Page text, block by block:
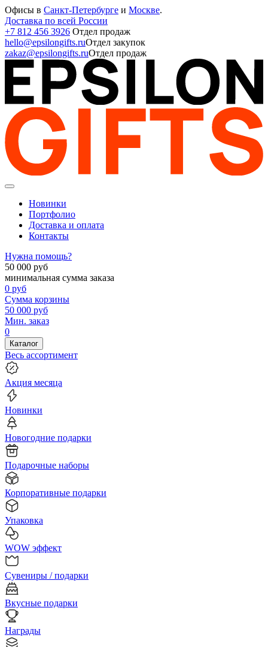
Офисы в Санкт-Петербурге и Москве.
Доставка по всей России
+7 812 456 3926 Отдел продаж
hello@epsilongifts.ruОтдел закупок
zakaz@epsilongifts.ruОтдел продаж
Новинки
Портфолио
Доставка и оплата
Контакты
Нужна помощь?
50 000 руб
минимальная сумма заказа
0 руб
Сумма корзины
50 000 руб
Мин. заказ
0
Каталог
Весь ассортимент
Акция месяца
Новинки
Новогодние подарки
Подарочные наборы
Корпоративные подарки
Упаковка
WOW эффект
Сувениры / подарки
Вкусные подарки
Награды